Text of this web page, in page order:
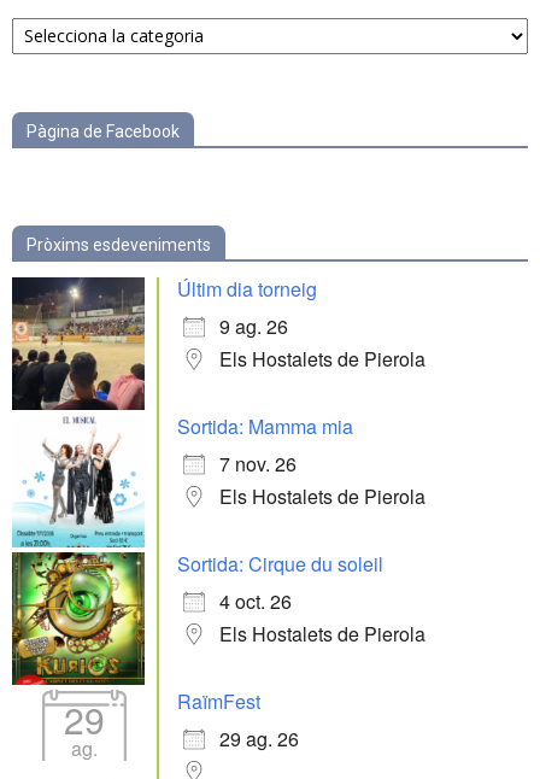
Notícies
per
Pàgina de Facebook
Pròxims esdeveniments
Últim dia torneig
9 ag. 26
Els Hostalets de Pierola
Sortida: Mamma mia
7 nov. 26
Els Hostalets de Pierola
Sortida: Cirque du soleil
4 oct. 26
Els Hostalets de Pierola
29
ag.
RaïmFest
29 ag. 26